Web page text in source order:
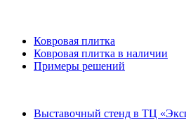
Ковровая плитка
Ковровая плитка в наличии
Примеры решений
Выставочный стенд в ТЦ